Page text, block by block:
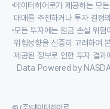
데이터히어로가 제공하는 모
매매를 추천하거나 투자 결정
모든 투자에는 원금 손실 위
위험성향을 신중히 고려하여
제공된 정보로 인한 투자 결
Data Powered by